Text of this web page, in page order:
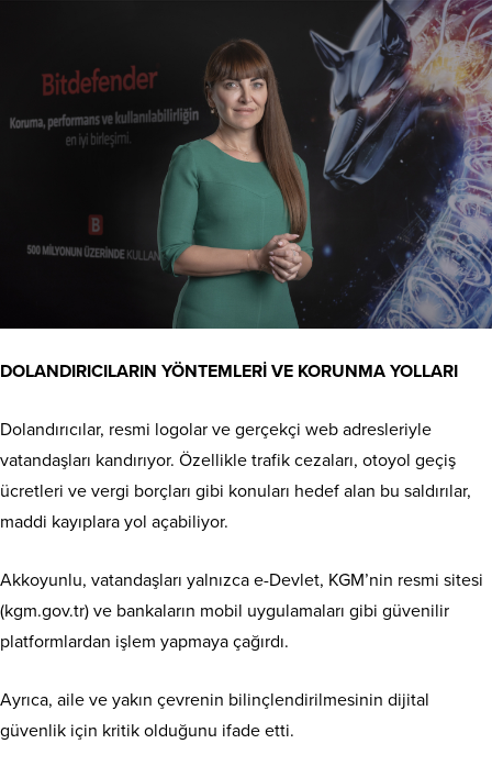
DOLANDIRICILARIN YÖNTEMLERİ VE KORUNMA YOLLARI
Dolandırıcılar, resmi logolar ve gerçekçi web adresleriyle
vatandaşları kandırıyor. Özellikle trafik cezaları, otoyol geçiş
ücretleri ve vergi borçları gibi konuları hedef alan bu saldırılar,
maddi kayıplara yol açabiliyor.
Akkoyunlu, vatandaşları yalnızca e-Devlet, KGM’nin resmi sitesi
(kgm.gov.tr) ve bankaların mobil uygulamaları gibi güvenilir
platformlardan işlem yapmaya çağırdı.
Ayrıca, aile ve yakın çevrenin bilinçlendirilmesinin dijital
güvenlik için kritik olduğunu ifade etti.